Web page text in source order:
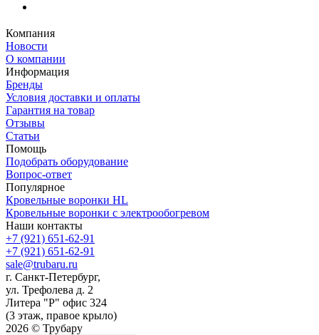
Компания
Новости
О компании
Информация
Бренды
Условия доставки и оплаты
Гарантия на товар
Отзывы
Статьи
Помощь
Подобрать оборудование
Вопрос-ответ
Популярное
Кровельные воронки HL
Кровельные воронки с электрообогревом
Наши контакты
+7 (921) 651-62-91
+7 (921) 651-62-91
sale@trubaru.ru
г. Санкт-Петербург,
ул. Трефолева д. 2
Литера "Р" офис 324
(3 этаж, правое крыло)
2026 © Трубару